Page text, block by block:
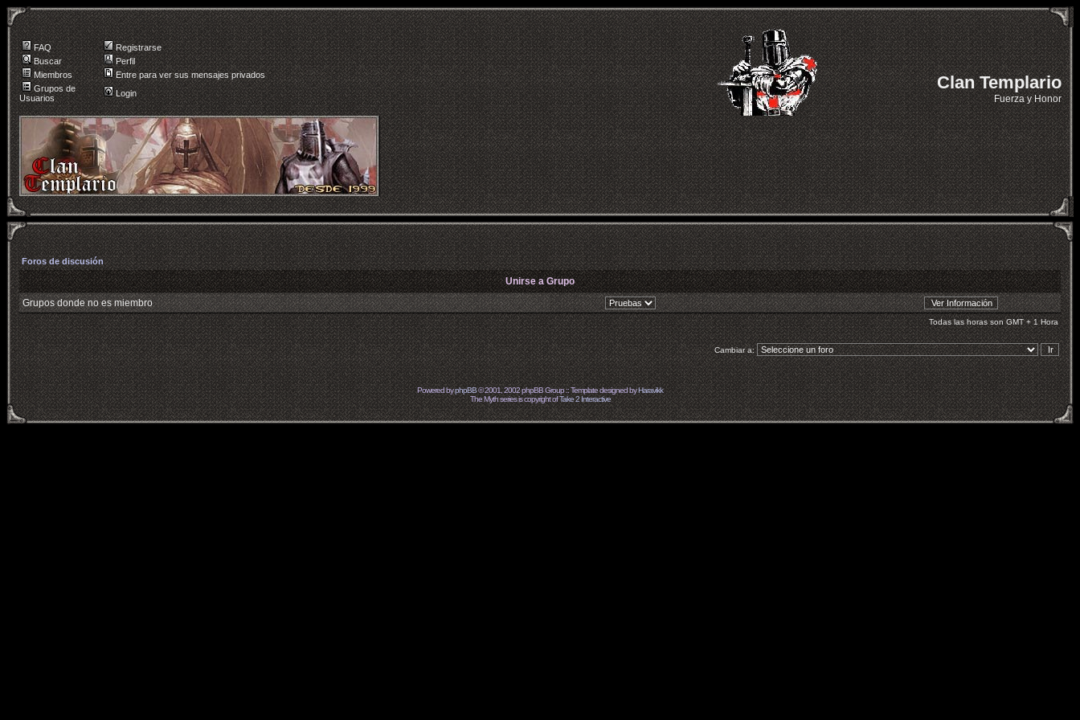
FAQ
Registrarse
Buscar
Perfil
Miembros
Entre para ver sus mensajes privados
Grupos de
Usuarios
Login
Clan Templario
Fuerza y Honor
Foros de discusión
Unirse a Grupo
Grupos donde no es miembro
Todas las horas son GMT + 1 Hora
Cambiar a:
Powered byphpBB© 2001, 2002 phpBB Group :: Template designed byHaravikk
The Myth series is copyright ofTake 2 Interactive